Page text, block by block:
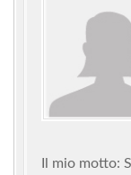
Il mio motto: